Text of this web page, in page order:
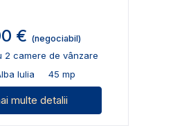
€ (negociabil)
2 camere de vânzare
Iulia
45 mp
multe detalii